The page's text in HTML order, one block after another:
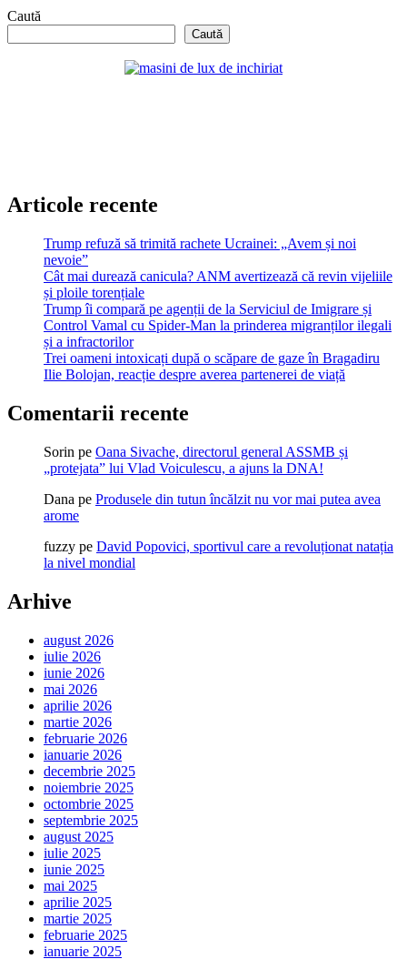
Caută
Caută
Articole recente
Trump refuză să trimită rachete Ucrainei: „Avem și noi
nevoie”
Cât mai durează canicula? ANM avertizează că revin vijeliile
și ploile torențiale
Trump îi compară pe agenții de la Serviciul de Imigrare și
Control Vamal cu Spider-Man la prinderea migranților ilegali
și a infractorilor
Trei oameni intoxicați după o scăpare de gaze în Bragadiru
Ilie Bolojan, reacție despre averea partenerei de viață
Comentarii recente
Sorin pe Oana Sivache, directorul general ASSMB și
„protejata” lui Vlad Voiculescu, a ajuns la DNA!
Dana pe Produsele din tutun încălzit nu vor mai putea avea
arome
fuzzy pe David Popovici, sportivul care a revoluționat natația
la nivel mondial
Arhive
august 2026
iulie 2026
iunie 2026
mai 2026
aprilie 2026
martie 2026
februarie 2026
ianuarie 2026
decembrie 2025
noiembrie 2025
octombrie 2025
septembrie 2025
august 2025
iulie 2025
iunie 2025
mai 2025
aprilie 2025
martie 2025
februarie 2025
ianuarie 2025